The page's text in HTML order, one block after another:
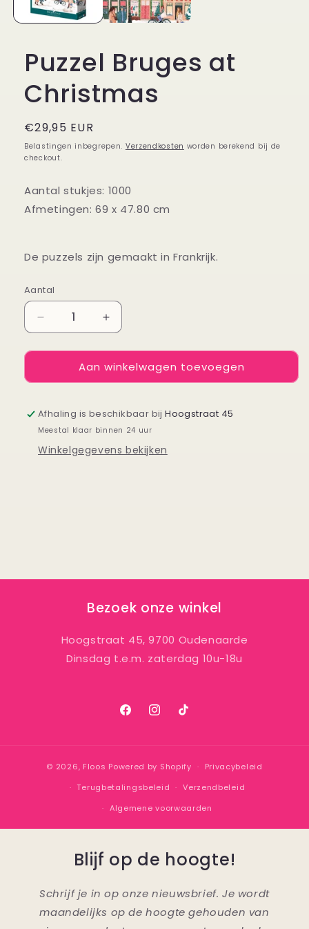
Puzzel Bruges at
Christmas
Normale
prijs
€29,95 EUR
Belastingen inbegrepen. Verzendkosten worden berekend bij de
checkout.
Aantal stukjes: 1000
Afmetingen: 69 x 47.80 cm
De puzzels zijn gemaakt in Frankrijk.
Aantal
Aantal
Aantal
verlagen
voor
Bruges
Christmas
Aantal
verhogen
voor
Puzzel
Bruges
Christmas
Aan winkelwagen toevoegen
Afhaling is beschikbaar bijHoogstraat 45
Meestal klaar binnen 24 uur
Winkelgegevens bekijken
Bezoek onze winkel
Hoogstraat 45, 9700 Oudenaarde
Dinsdag t.e.m. zaterdag 10u-18u
FacebookInstagram
TikTok
© 2026, Floos Powered by Shopify
Privacybeleid
Terugbetalingsbeleid
Verzendbeleid
Algemene voorwaarden
Blijf op de hoogte!
Schrijf je in op onze nieuwsbrief. Je wordt
maandelijks op de hoogte gehouden van